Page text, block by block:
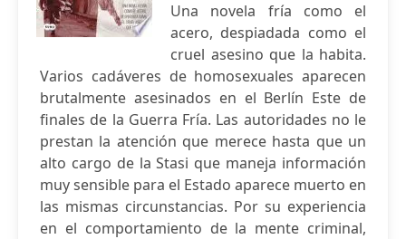
Una novela fría como el
acero, despiadada como el
cruel asesino que la habita.
Varios cadáveres de homosexuales aparecen
brutalmente asesinados en el Berlín Este de
finales de la Guerra Fría. Las autoridades no le
prestan la atención que merece hasta que un
alto cargo de la Stasi que maneja información
muy sensible para el Estado aparece muerto en
las mismas circunstancias. Por su experiencia
en el comportamiento de la mente criminal,